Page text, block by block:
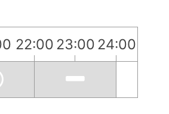
22:00 23:00 24:00